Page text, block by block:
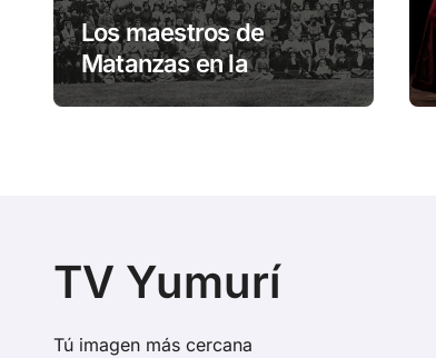
Los maestros de
Matanzas en la
Universidad de Harvard
TV Yumurí
Tú imagen más cercana